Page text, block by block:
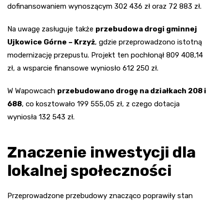
dofinansowaniem wynoszącym 302 436 zł oraz 72 883 zł.
Na uwagę zasługuje także przebudowa drogi gminnej
Ujkowice Górne – Krzyż, gdzie przeprowadzono istotną
modernizację przepustu. Projekt ten pochłonął 809 408,14
zł, a wsparcie finansowe wyniosło 612 250 zł.
W Wapowcach przebudowano drogę na działkach 208 i
688, co kosztowało 199 555,05 zł, z czego dotacja
wyniosła 132 543 zł.
Znaczenie inwestycji dla
lokalnej społeczności
Przeprowadzone przebudowy znacząco poprawiły stan